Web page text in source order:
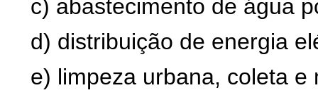
c) abastecimento de água
d) distribuição de energia
e) limpeza urbana, coleta